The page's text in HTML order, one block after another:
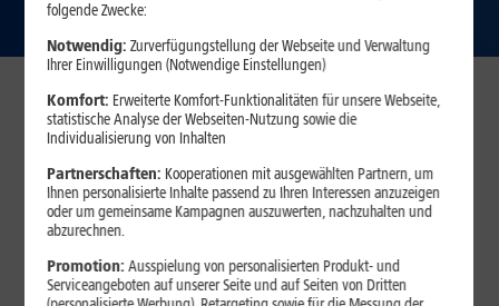
Immer beste Preise – schon ab
dem 1. Tarif
Egal, ob Sie einen odermehrere Tarife für Ihre Familiebenötigen –
bei 1&1 erhalten Sie von Anfang an den besten Preis.
30 Tage testen – zufrieden oder Geld zurück!*
folgende Zwecke:
Notwendig: Zurverfügungstellung der Webseite und Verwaltung
Ihrer Einwilligungen (Notwendige Einstellungen)
Komfort: Erweiterte Komfort-Funktionalitäten für unsere Webseite,
statistische Analyse der Webseiten-Nutzung sowie die
Individualisierung von Inhalten
Partnerschaften: Kooperationen mit ausgewählten Partnern, um
Ihnen personalisierte Inhalte passend zu Ihren Interessen anzuzeigen
oder um gemeinsame Kampagnen auszuwerten, nachzuhalten und
abzurechnen.
Promotion:Ausspielung von personalisierten Produkt- und
Serviceangeboten auf unserer Seite und auf Seiten von Dritten